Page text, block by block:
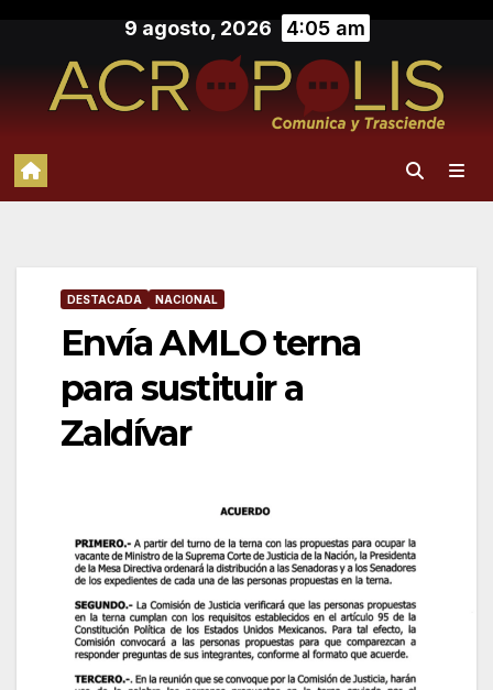
contenido
9 agosto, 2026 4:05 am
DESTACADA NACIONAL
Envía AMLO terna
para sustituir a
Zaldívar